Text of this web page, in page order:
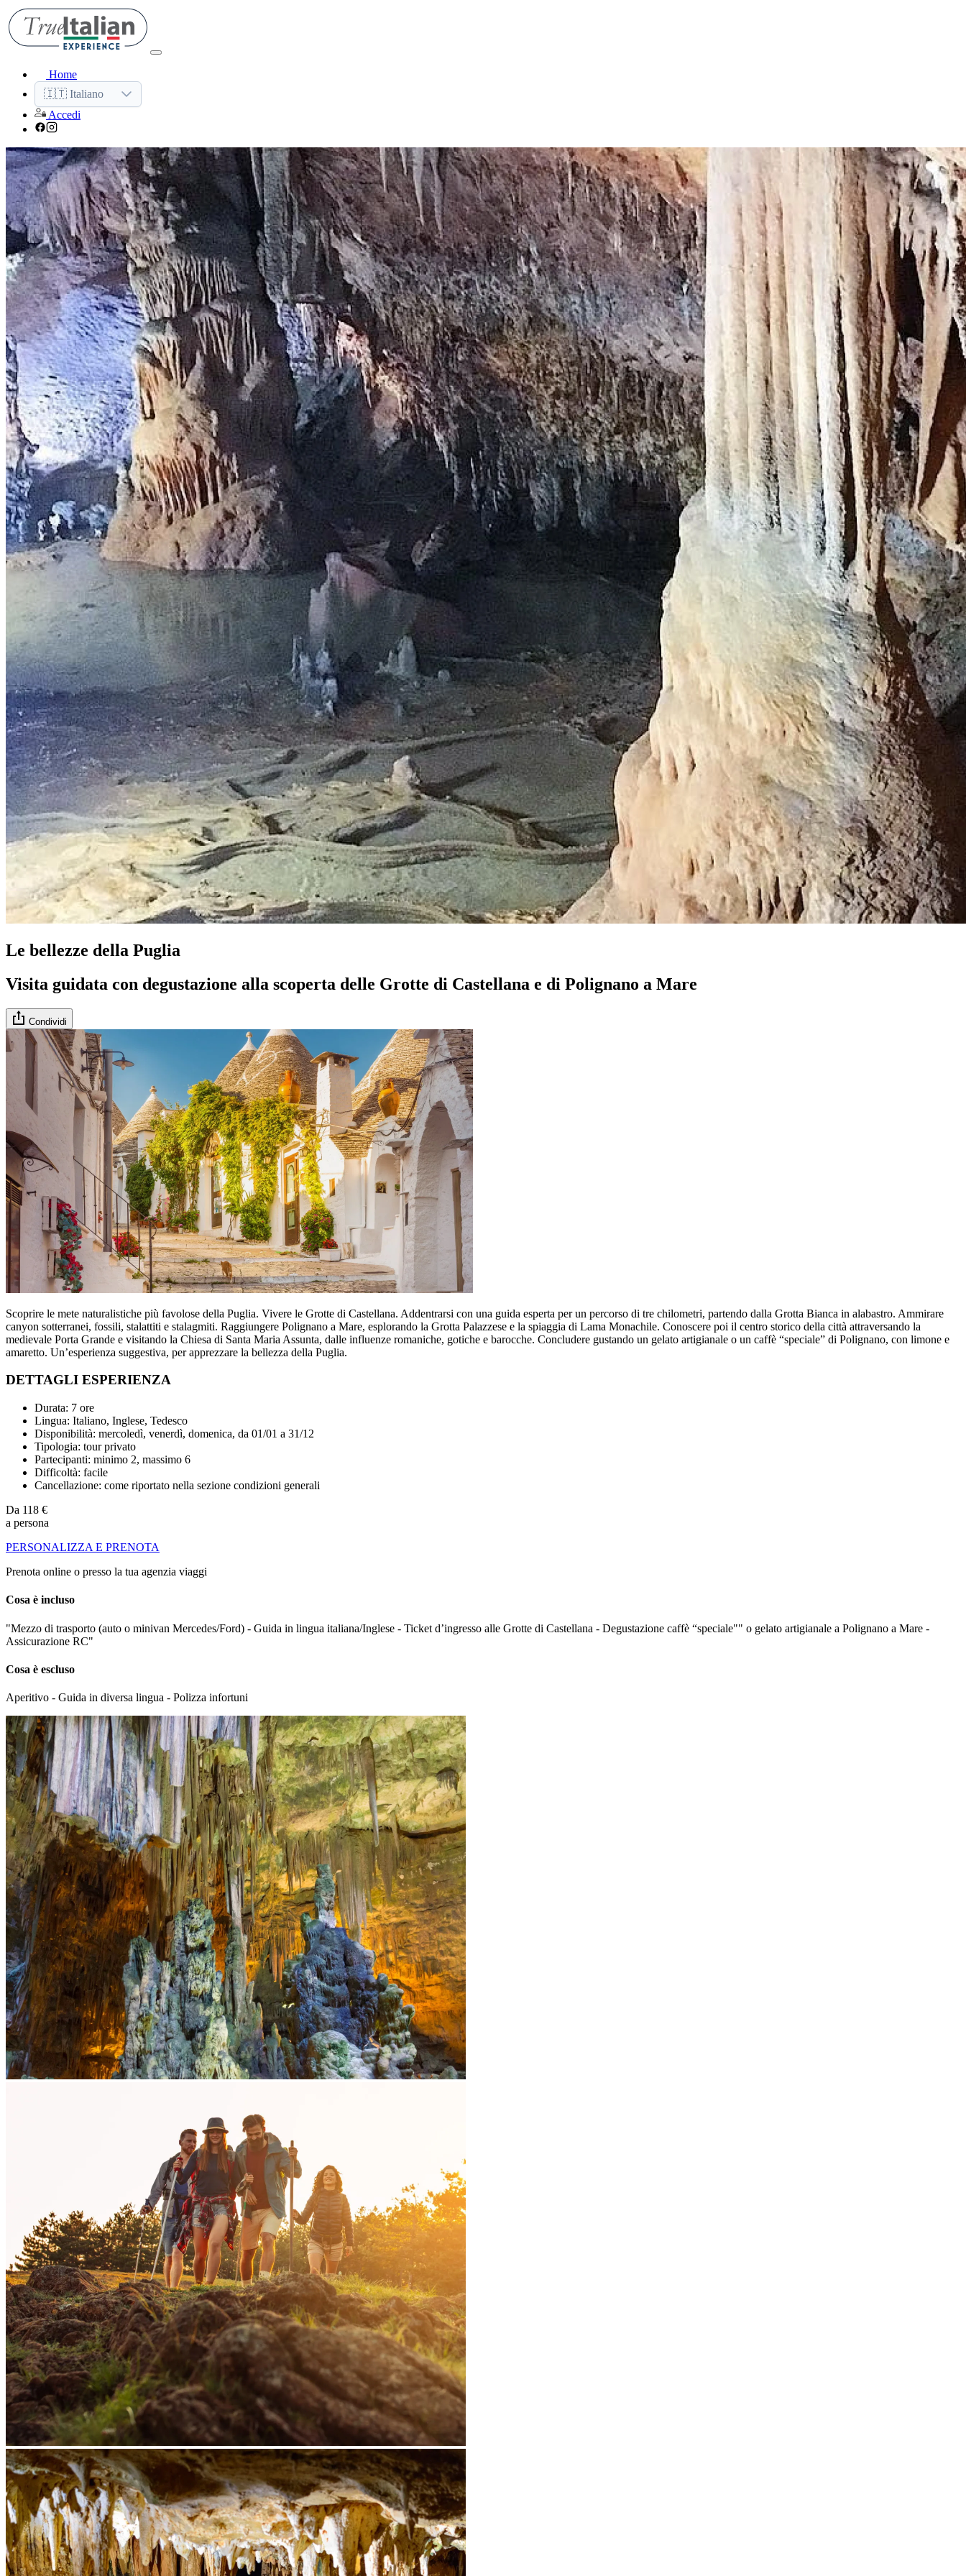
Home
🇮🇹 Italiano
Accedi
Le bellezze della Puglia
Visita guidata con degustazione alla scoperta delle Grotte di Castellana e di Polignano a Mare
Condividi
Scoprire le mete naturalistiche più favolose della Puglia. Vivere le Grotte di Castellana. Addentrarsi con una guida esperta per un percorso di tre chilometri, partendo dalla Grotta Bianca in alabastro. Ammirare
canyon sotterranei, fossili, stalattiti e stalagmiti. Raggiungere Polignano a Mare, esplorando la Grotta Palazzese e la spiaggia di Lama Monachile. Conoscere poi il centro storico della città attraversando la
medievale Porta Grande e visitando la Chiesa di Santa Maria Assunta, dalle influenze romaniche, gotiche e barocche. Concludere gustando un gelato artigianale o un caffè “speciale” di Polignano, con limone e
amaretto. Un’esperienza suggestiva, per apprezzare la bellezza della Puglia.
DETTAGLI ESPERIENZA
Durata: 7 ore
Lingua: Italiano, Inglese, Tedesco
Disponibilità: mercoledì, venerdì, domenica, da 01/01 a 31/12
Tipologia: tour privato
Partecipanti: minimo 2, massimo 6
Difficoltà: facile
Cancellazione: come riportato nella sezione condizioni generali
Da 118 €
a persona
PERSONALIZZA E PRENOTA
Prenota online o presso la tua agenzia viaggi
Cosa è incluso
"Mezzo di trasporto (auto o minivan Mercedes/Ford) - Guida in lingua italiana/Inglese - Ticket d’ingresso alle Grotte di Castellana - Degustazione caffè “speciale"" o gelato artigianale a Polignano a Mare -
Assicurazione RC"
Cosa è escluso
Aperitivo - Guida in diversa lingua - Polizza infortuni